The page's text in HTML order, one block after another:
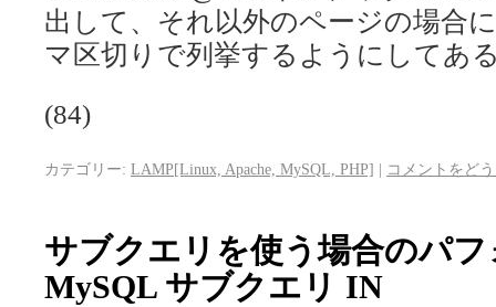
出して、それ以外のページの場合
マ区切りで列挙するようにしてあ
(84)
カテゴリー: LAMP[Linux, Apache, MySQL, PHP] | コメントをど
サブクエリを使う場合のパ
MySQL サブクエリ IN